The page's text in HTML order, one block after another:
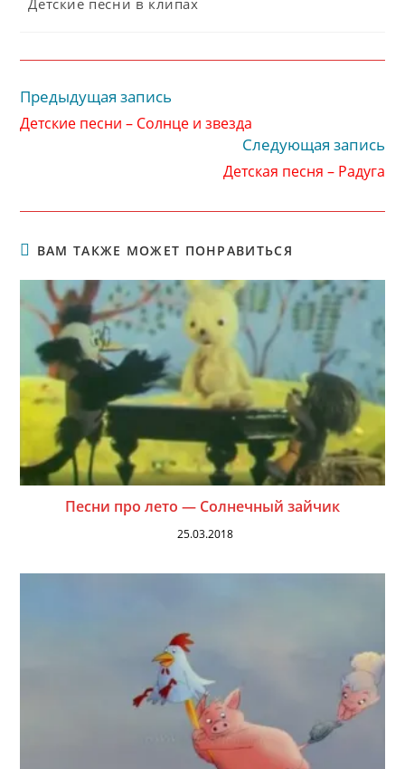
записи:
Читать
статьи
Предыдущая запись
Детские песни – Солнце и звезда
Следующая запись
Детская песня – Радуга
ВАМ ТАКЖЕ МОЖЕТ ПОНРАВИТЬСЯ
Песни про лето — Солнечный зайчик
25.03.2018